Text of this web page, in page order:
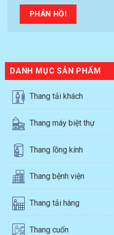
DANH MỤC SẢN PHẨM
Thang tải khách
Thang máy biệt thự
Thang lồng kính
Thang bệnh viện
Thang tải hàng
Thang cuốn